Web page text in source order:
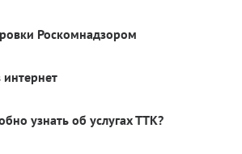
Роскомнадзором
узнать об услугах ТТК?